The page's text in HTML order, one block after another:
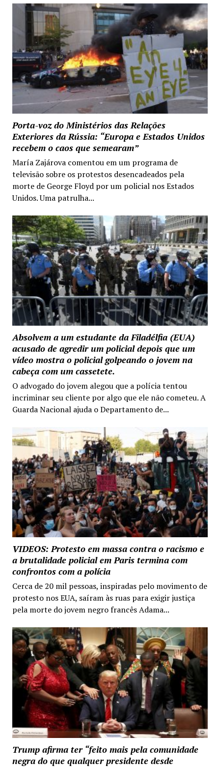
Porta-voz do Ministérios das Relações
Exteriores da Rússia: “Europa e Estados Unidos
recebem o caos que semearam”
María Zajárova comentou em um programa de
televisão sobre os protestos desencadeados pela
morte de George Floyd por um policial nos Estados
Unidos. Uma patrulha...
Absolvem a um estudante da Filadélfia (EUA)
acusado de agredir um policial depois que um
vídeo mostra o policial golpeando o jovem na
cabeça com um cassetete.
O advogado do jovem alegou que a polícia tentou
incriminar seu cliente por algo que ele não cometeu. A
Guarda Nacional ajuda o Departamento de...
VIDEOS: Protesto em massa contra o racismo e
a brutalidade policial em Paris termina com
confrontos com a polícia
Cerca de 20 mil pessoas, inspiradas pelo movimento de
protesto nos EUA, saíram às ruas para exigir justiça
pela morte do jovem negro francês Adama...
Trump afirma ter “feito mais pela comunidade
negra do que qualquer presidente desde